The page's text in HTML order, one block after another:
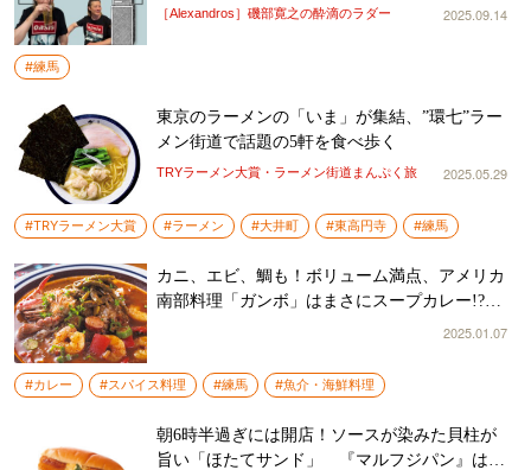
った
［Alexandros］磯部寛之の酔滴のラダー 2025.09.14
#練馬
東京のラーメンの「いま」が集結、”環七”ラー
メン街道で話題の5軒を食べ歩く
TRYラーメン大賞・ラーメン街道まんぷく旅 2025.05.29
#TRYラーメン大賞 #ラーメン #大井町 #東高円寺 #練馬
カニ、エビ、鯛も！ボリューム満点、アメリカ
南部料理「ガンボ」はまさにスープカレー!?
じっくり煮込んだ濃厚なスープがうまい！2025.01.07
#カレー #スパイス料理 #練馬 #魚介・海鮮料理
朝6時半過ぎには開店！ソースが染みた貝柱が
旨い「ほたてサンド」 『マルフジパン』は